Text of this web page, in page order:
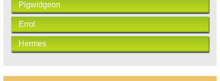
Pigwidgeon
Errol
Hermes